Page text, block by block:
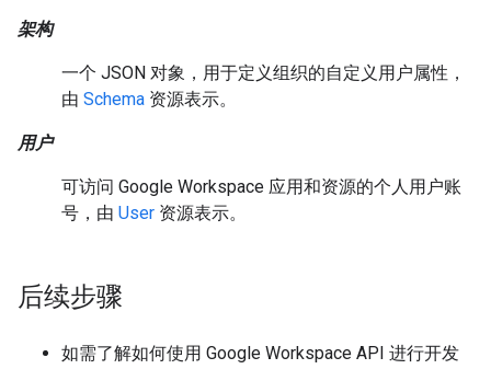
架构
一个 JSON 对象，用于定义组织的自定义用户属性，
由 Schema 资源表示。
用户
可访问 Google Workspace 应用和资源的个人用户账
号，由 User 资源表示。
后续步骤
如需了解如何使用 Google Workspace API 进行开发